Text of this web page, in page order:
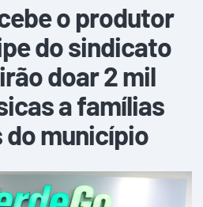
o produtor
do sindicato
doar 2 mil
a famílias
município